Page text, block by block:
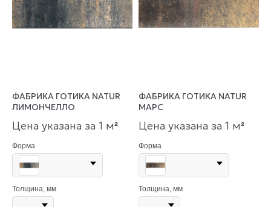
ФАБРИКА ГОТИКА NATUR
ЛИМОНЧЕЛЛО
Цена указана за 1 м²
Форма
Толщина, мм
ФАБРИКА ГОТИКА NATUR
МАРС
Цена указана за 1 м²
Форма
Толщина, мм